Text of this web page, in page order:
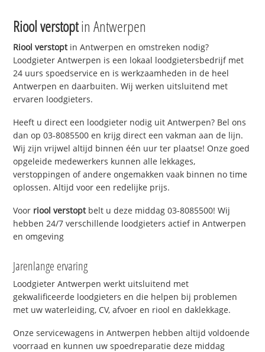
Riool verstoptin Antwerpen
Riool verstoptin Antwerpen en omstreken nodig?
Loodgieter Antwerpen is een lokaal loodgietersbedrijf met
24 uurs spoedservice en is werkzaamheden in de heel
Antwerpen en daarbuiten. Wij werken uitsluitend met
ervaren loodgieters.
Heeft u direct een loodgieter nodig uit Antwerpen? Bel ons
dan op 03-8085500 en krijg direct een vakman aan de lijn.
Wij zijn vrijwel altijd binnen één uur ter plaatse! Onze goed
opgeleide medewerkers kunnen alle lekkages,
verstoppingen of andere ongemakken vaak binnen no time
oplossen. Altijd voor een redelijke prijs.
Voor riool verstoptbelt u deze middag 03-8085500! Wij
hebben 24/7 verschillende loodgieters actief in Antwerpen
en omgeving
Jarenlange ervaring
Loodgieter Antwerpen werkt uitsluitend met
gekwalificeerde loodgieters en die helpen bij problemen
met uw waterleiding, CV, afvoer en riool en daklekkage.
Onze servicewagens in Antwerpen hebben altijd voldoende
voorraad en kunnen uw spoedreparatie deze middag